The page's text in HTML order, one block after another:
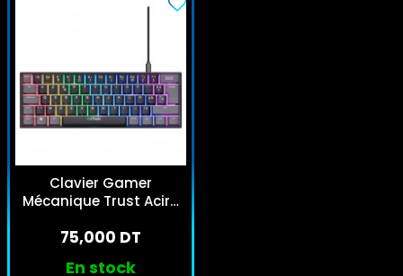
Clavier Gamer
Mécanique Trust Acira
75,000 DT
En stock